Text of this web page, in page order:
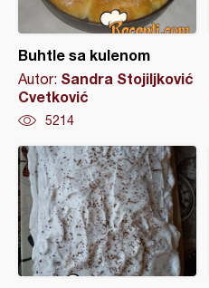
Buhtle sa kulenom
Autor: Sandra Stojiljković
Cvetković
5214